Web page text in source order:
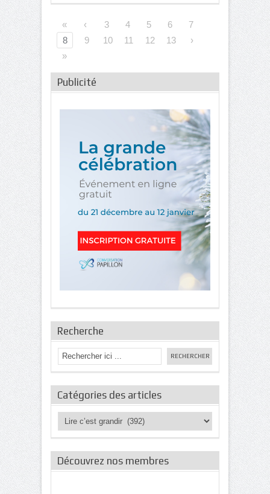
« ‹ 3 4 5 6
7
8
9 10 11 12 13
›
»
Publicité
Recherche
Catégories des articles
Catégories
des
Découvrez nos membres